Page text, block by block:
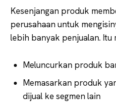
Kesenjangan produk
perusahaan untuk
lebih banyak penjualan. Itu
Meluncurkan produk
Memasarkan produk
dijual ke segmen lain